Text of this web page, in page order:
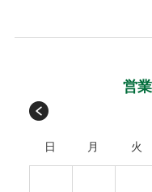
メ
無料
※１万円以上の購入は
請求書は、商品とは
徳島
九州
福岡
原則として、お客様の
会社や受取人様が原因
着後3日以内にご連絡を
日 月 火